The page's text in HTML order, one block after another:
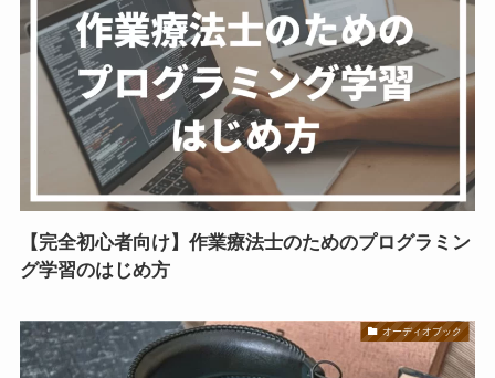
【完全初心者向け】作業療法士のためのプログラミン
グ学習のはじめ方
オーディオブック